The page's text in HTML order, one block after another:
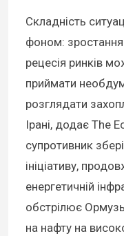
Складність
фоном:
рецесія ринків
приймати
розглядати
Ірані, додає The
супротивник
ініціативу,
енергетичній
обстрілює
на нафту на